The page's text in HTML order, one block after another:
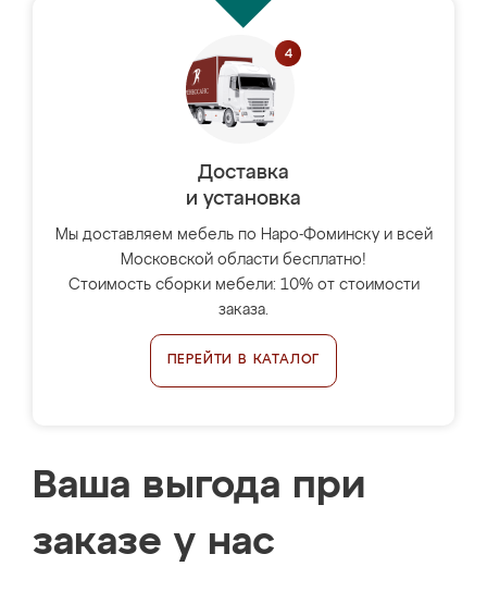
Доставка
и установка
Мы доставляем мебель по Наро-Фоминску и всей
Московской области бесплатно!
Стоимость сборки мебели: 10% от стоимости
заказа.
ПЕРЕЙТИ В КАТАЛОГ
Ваша выгода при
заказе у нас